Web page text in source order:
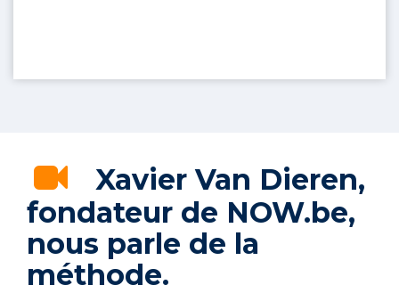
Xavier Van Dieren,
fondateur de NOW.be,
nous parle de la
méthode.